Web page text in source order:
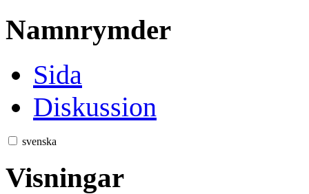
Namnrymder
Sida
Diskussion
svenska
Visningar